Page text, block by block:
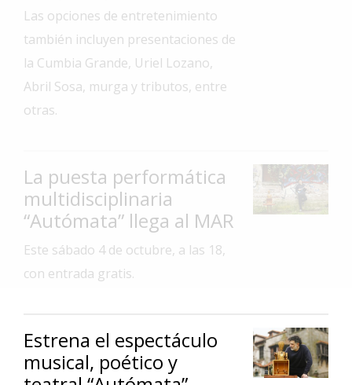
Ciudad
Arte
Espectáculos
Cartelera
Fotos
de
Clasificados
Las opciones de entretenimiento
también incluyen presentaciones de
la Cumbia Grande, Uriel Lozano,
Abril Sosa, murga y tributos, entre
otras.
La puesta performática
multidisciplinaria
“Autómata” llega al MAR
Este sábado 4 de octubre, a las 18,
con entrada gratis.
Estrena el espectáculo
musical, poético y